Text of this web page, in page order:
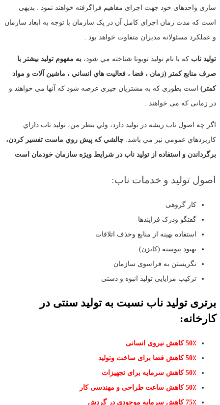
سازی واحدهای خود جهت اجرای مفاهیم فراگرفته خواهند نمود . بدیهی
است که مدت زمان اجرای کامل آن در یک سازمان با توجه به ابعاد سازمان
و عملکرد مسئولانه مدیران متفاوت خواهد بود .
توليد ناب كه با نام توليد تويوتا شناخته مي شود، به مفهوم توليد بيشتر با
صرف منابع كمتر (زمان ، فضا ، فعاليت هاي انساني ، ماشين آلات و مواد
كمتر) است بطوري كه به مشتريان چيزي عرضه شود كه آنها مي خواهند و
در زمانی که می خواهند .
اگر چه اصول ناب ريشه در توليد دارد، ولي بنظر من، توليد ناب داراي
كاربردهاي عمومي نيز مي باشد. چالشي كه پيش روي ماست تفسير كردن،
برگرداندن و استفاده از توليد ناب در شرايط ويژه سازمان خودمان است
اصول توليد و خدمات ناب:
کار گروهی
گفتگو ودرک فرایندها
استفاده بهینه از منابع وحذف اتلافات
بهبود پیوسته (کایزن)
نگریستن به فراسوی سازمان
ترکیب مزایایی تولید انبوه و دستی
برتری توليد ناب نسبت به توليد سنتی در
کارخانه:
50٪
کاهش نیروی انسانی
50٪
کاهش فضا برای ساخت وتولید
50٪
کاهش سرمایه برای تجهیزات
50٪
کاهش ساعت طراحی و مهندسی کار
75٪
کاهش سرمایه موجودی در گردش